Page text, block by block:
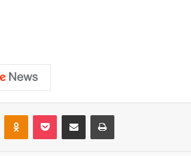
Odnoklassniki
Pocket Share via Email Print